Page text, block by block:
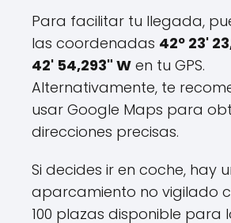
Para facilitar tu llegada,
las coordenadas 42º 23'
42' 54,293" W en tu GPS.
Alternativamente, te
usar Google Maps para
direcciones precisas.
Si decides ir en coche, hay
aparcamiento no vigilado
100 plazas disponible para